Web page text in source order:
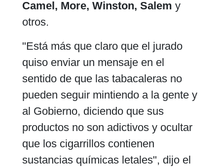
Camel, More, Winston, Salem y
otros.
"Está más que claro que el jurado
quiso enviar un mensaje en el
sentido de que las tabacaleras no
pueden seguir mintiendo a la gente y
al Gobierno, diciendo que sus
productos no son adictivos y ocultar
que los cigarrillos contienen
sustancias químicas letales", dijo el